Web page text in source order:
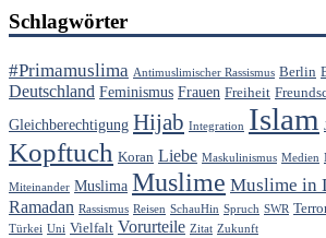
Schlagwörter
#Primamuslima Antimuslimischer Rassismus Berlin
Deutschland Feminismus Frauen Freiheit
Gleichberechtigung Hijab Integration Islam
Kopftuch Koran Liebe Maskulinismus Medien
Miteinander Muslima Muslime Muslime in
Ramadan Rassismus Reisen SchauHin Spruch SWR
Türkei Uni Vielfalt Vorurteile Zitat Zukunft